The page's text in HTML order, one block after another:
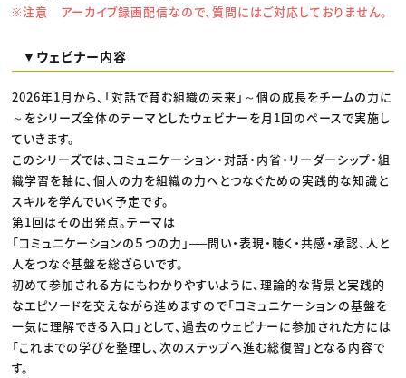
※注意 アーカイブ録画配信なので、質問にはご対応しておりません。
▼ウェビナー内容
2026年1月から、「対話で育む組織の未来」～個の成長をチームの力に
～をシリーズ全体のテーマとしたウェビナーを月1回のペースで実施し
ていきます。
このシリーズでは、コミュニケーション・対話・内省・リーダーシップ・組
織学習を軸に、個人の力を組織の力へとつなぐための実践的な知識と
スキルを学んでいく予定です。
第1回はその出発点。テーマは
「コミュニケーションの５つの力」──問い・表現・聴く・共感・承認、人と
人をつなぐ基盤を総ざらいです。
初めて参加される方にもわかりやすいように、理論的な背景と実践的
なエピソードを交えながら進めますので「コミュニケーションの基盤を
一気に理解できる入口」として、過去のウェビナーに参加された方には
「これまでの学びを整理し、次のステップへ進む総復習」となる内容で
す。